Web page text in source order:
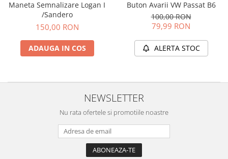
Accesorii Electronice Auto
Incarcatoare Auto
Accesorii pentru Roti si Anvelope
Maneta Semnalizare Logan I
/Sandero
150,00 RON
ADAUGA IN COS
Buton Avarii VW Passat B6
100,00 RON
79,99 RON
ALERTA STOC
NEWSLETTER
Nu rata ofertele si promotiile noastre